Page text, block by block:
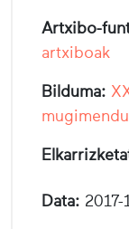
Artxibo-
artxiboak
Bilduma:
Data: 2017-